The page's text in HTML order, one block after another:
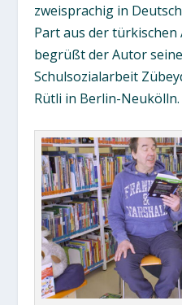
zweisprachig in
Part aus der türkischen
begrüßt der Autor
Schulsozialarbeit
Rütli in Berlin-Neukölln.